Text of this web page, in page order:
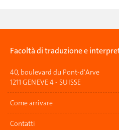
Facoltà di traduzione e
40, boulevard du Pont-d'Arve
1211 GENEVE 4 - SUISSE
Come arrivare
Contatti